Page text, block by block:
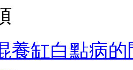
養缸白點病